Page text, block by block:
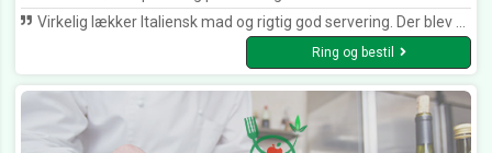
Virkelig lækker Italiensk mad og rigtig god servering. Der blev kræset om os selvom der var godt fyldt op af gæster.
Ring og bestil